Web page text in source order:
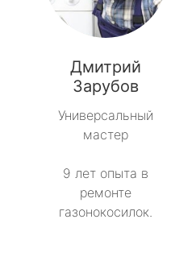
Дмитрий
Зарубов
Универсальный
мастер
9 лет опыта в
ремонте
газонокосилок.